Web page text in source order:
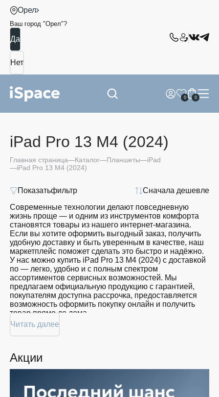
Орел
Ваш город "Орел"?
0 0
iPad Pro 13 M4 (2024)
Главная страница Каталог Планшеты
iPad
iPad Pro 13 M4 (2024)
Показатьфильтр
Сначала дешевле
Современные технологии делают повседневную
жизнь проще — и одним из инструментов комфорта
становятся товары из нашего интернет-магазина.
Если вы хотите оформить выгодный заказ, получить
удобную доставку и быть уверенным в качестве, наш
маркетплейс поможет сделать это быстро и надёжно.
У нас можно купить iPad Pro 13 M4 (2024) с доставкой
по — легко, удобно и с полным спектром
ассортиментов сервисных возможностей. Мы
предлагаем официальную продукцию с гарантией,
покупателям доступна рассрочка, предоставляется
возможность оформить покупку онлайн и получить
товар прямо до дома.
Покупателям доступна покупка iPad Pro 13 M4 (2024)
по привлекательной цене: мы регулярно обновляем
предоставляем большой выбор продукции. В нашем
магазине в вы всегда найдёте нужный продукт в
независимо от объема, с возможностью выполнить
бесплатную доставку.
Читать далее
Акции